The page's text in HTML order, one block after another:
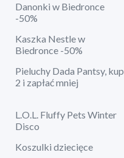
Danonki w Biedronce
-50%
Kaszka Nestle w
Biedronce -50%
Pieluchy Dada Pantsy, kup
2 i zapłać mniej
L.O.L. Fluffy Pets Winter
Disco
Koszulki dziecięce